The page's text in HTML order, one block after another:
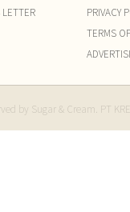
PRIVACY
TERMS
by Sugar & Cream. PT